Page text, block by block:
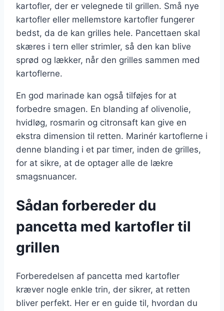
kartofler, der er velegnede til grillen. Små nye
kartofler eller mellemstore kartofler fungerer
bedst, da de kan grilles hele. Pancettaen skal
skæres i tern eller strimler, så den kan blive
sprød og lækker, når den grilles sammen med
kartoflerne.
En god marinade kan også tilføjes for at
forbedre smagen. En blanding af olivenolie,
hvidløg, rosmarin og citronsaft kan give en
ekstra dimension til retten. Marinér kartoflerne i
denne blanding i et par timer, inden de grilles,
for at sikre, at de optager alle de lækre
smagsnuancer.
Sådan forbereder du
pancetta med kartofler til
grillen
Forberedelsen af pancetta med kartofler
kræver nogle enkle trin, der sikrer, at retten
bliver perfekt. Her er en guide til, hvordan du